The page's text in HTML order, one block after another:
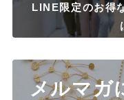
LINE限定のお得
メルマガ